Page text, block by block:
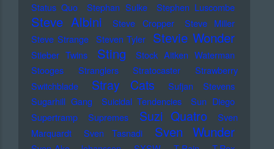
Status Quo
Stephan Sulke Stephen Luscombe
Steve Albini Steve Cropper
Steve Miller
Steve Strange Steven Tyler Stevie Wonder
Stieber Twins Sting
Stock Aitken Waterman
Stooges
Stranglers Stratocaster
Strawberry
Switchblade
Stray Cats
Sufjan Stevens
Sugarhill Gang
Suicidal Tendencies
Sun Diego
Supertramp
Supremes Suzi Quatro
Sven
Marquardt
Sven Tasnadi Sven Wunder